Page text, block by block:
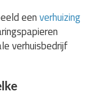
eenverhuizing
verhuisbedrijf